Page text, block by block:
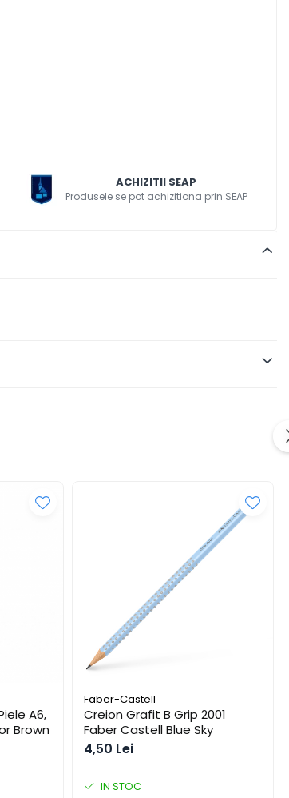
ACHIZITII SEAP
Produsele se pot achizitiona prin SEAP
A6,
Brown
Faber-Castell
Creion Grafit B Grip 2001
Faber Castell Blue Sky
4,50 Lei
IN STOC